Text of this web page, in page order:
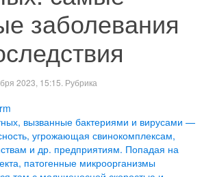
заболевания
2023, 15:15. Рубрика
вызванные бактериями и вирусами —
угрожающая свинокомплексам,
и др. предприятиям. Попадая на
патогенные микроорганизмы